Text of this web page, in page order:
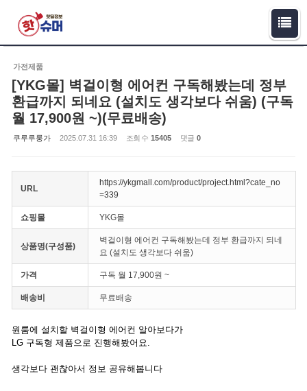
가전제품
[YKG몰] 벽걸이형 에어컨 구독해봤는데 정부
환급까지 되네요 (설치도 생각보다 쉬움) (구독
월 17,900원 ~)(무료배송)
쿠루루룽가 2025.07.31 16:39 조회 수 15405 댓글 0
URL
https://ykgmall.com/product/project.html?cate_no
=339
쇼핑몰 YKG몰
상품명(구성품)
벽걸이형 에어컨 구독해봤는데 정부 환급까지 되네
요 (설치도 생각보다 쉬움)
가격 구독 월 17,900원 ~
배송비 무료배송
원룸에 설치할 벽걸이형 에어컨 알아보다가
LG 구독형 제품으로 진행해봤어요.
생각보다 괜찮아서 정보 공유해봅니다